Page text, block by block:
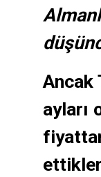
Ancak
ayları